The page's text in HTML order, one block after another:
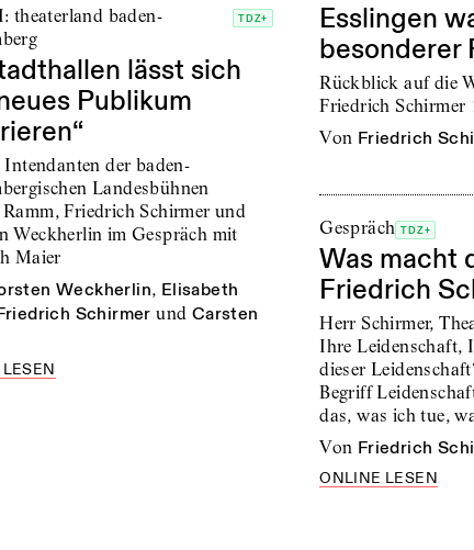
theaterland baden-
TDZ+
lässt sich
Publikum
der baden-
Landesbühnen
Friedrich Schirmer und
Weckherlin im Gespräch mit
Maier
Weckherlin, Elisabeth
Schirmer und Carsten
Esslingen
besonderer
Rückblick auf die
Friedrich Schirmer
von Friedrich
Gespräch TDZ+
Was macht
Friedrich
Herr Schirmer,
Ihre Leidenschaft,
dieser
Begriff
das, was ich tue,
von Friedrich
ONLINE LESEN